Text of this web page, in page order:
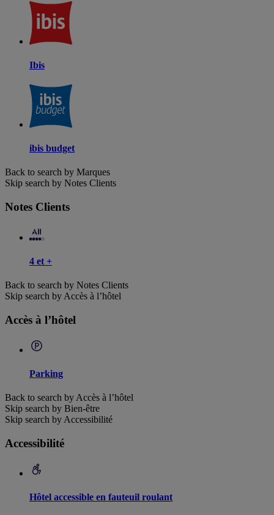
Ibis
ibis budget
Back to search by Marques
Skip search by Notes Clients
Notes Clients
4 et +
Back to search by Notes Clients
Skip search by Accès à l’hôtel
Accès à l’hôtel
Parking
Back to search by Accès à l’hôtel
Skip search by Bien-être
Skip search by Accessibilité
Accessibilité
Hôtel accessible en fauteuil roulant